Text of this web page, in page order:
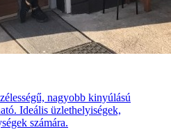
nagyobb kinyúlású
Ideális üzlethelyiségek,
számára.